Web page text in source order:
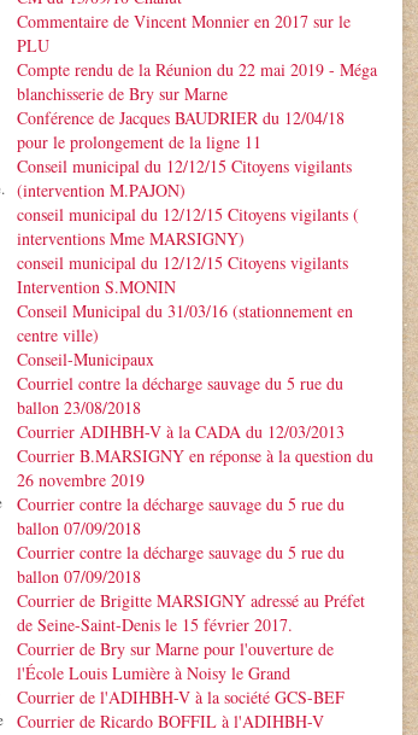
Commentaire de Vincent Monnier en 2017 sur le
PLU
Compte rendu de la Réunion du 22 mai 2019 - Méga
blanchisserie de Bry sur Marne
Conférence de Jacques BAUDRIER du 12/04/18
pour le prolongement de la ligne 11
Conseil municipal du 12/12/15 Citoyens vigilants
(intervention M.PAJON)
conseil municipal du 12/12/15 Citoyens vigilants (
interventions Mme MARSIGNY)
conseil municipal du 12/12/15 Citoyens vigilants
Intervention S.MONIN
Conseil Municipal du 31/03/16 (stationnement en
centre ville)
Conseil-Municipaux
Courriel contre la décharge sauvage du 5 rue du
ballon 23/08/2018
Courrier ADIHBH-V à la CADA du 12/03/2013
Courrier B.MARSIGNY en réponse à la question du
26 novembre 2019
Courrier contre la décharge sauvage du 5 rue du
ballon 07/09/2018
Courrier contre la décharge sauvage du 5 rue du
ballon 07/09/2018
Courrier de Brigitte MARSIGNY adressé au Préfet
de Seine-Saint-Denis le 15 février 2017.
Courrier de Bry sur Marne pour l'ouverture de
l'École Louis Lumière à Noisy le Grand
Courrier de l'ADIHBH-V à la société GCS-BEF
Courrier de Ricardo BOFFIL à l'ADIHBH-V